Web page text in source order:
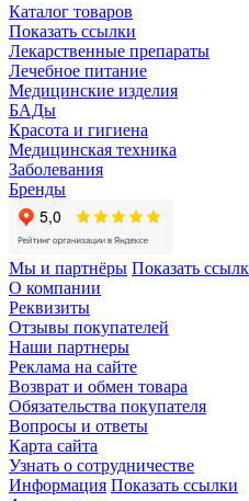
Каталог товаров
Показать ссылки
Лекарственные препараты
Лечебное питание
Медицинские изделия
БАДы
Красота и гигиена
Медицинская техника
Заболевания
Бренды
Мы и партнёры Показать
О компании
Реквизиты
Отзывы покупателей
Наши партнеры
Реклама на сайте
Возврат и обмен товара
Обязательства покупателя
Вопросы и ответы
Карта сайта
Узнать о сотрудничестве
Информация Показать ссылки